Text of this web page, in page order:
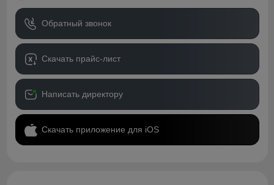
Обратный звонок
Скачать прайс-лист
Написать директору
Скачать приложение для iOS